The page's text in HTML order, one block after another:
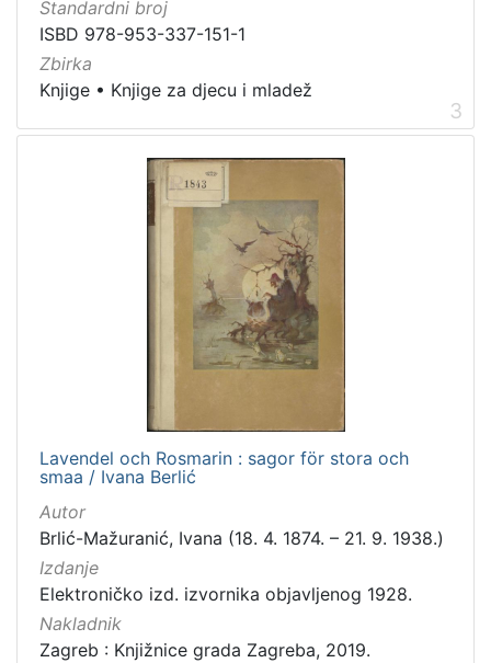
Standardni broj
ISBD 978-953-337-151-1
Zbirka
Knjige • Knjige za djecu i mladež
3
Lavendel och Rosmarin : sagor för stora och
smaa / Ivana Berlić
Autor
Brlić-Mažuranić, Ivana (18. 4. 1874. – 21. 9. 1938.)
Izdanje
Elektroničko izd. izvornika objavljenog 1928.
Nakladnik
Zagreb : Knjižnice grada Zagreba, 2019.